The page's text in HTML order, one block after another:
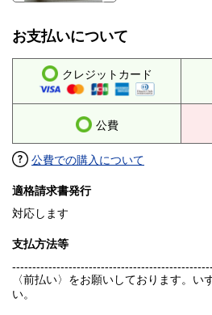
お支払いについて
クレジットカード
公費
公費での購入について
適格請求書発行
対応します
支払方法等
〈前払い〉をお願いしております。い
い。